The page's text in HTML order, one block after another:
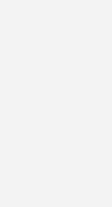
ist“, sagte der
bei der Präsentation des
mit Modulen für
der Sparte bei. Mit
PV-Module um 73
als „Ergebnistreiber“ erwiesen.
und in Afrika war die
das Projektgeschäft mit der
Solaranlagen sowie das
und Solaranlagen gehört
der
halten wir sie über die
informiert, die unsere